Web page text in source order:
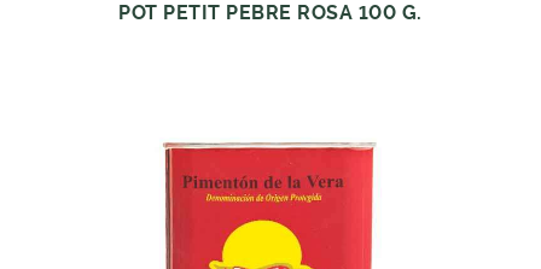
POT PETIT PEBRE ROSA 100 G.